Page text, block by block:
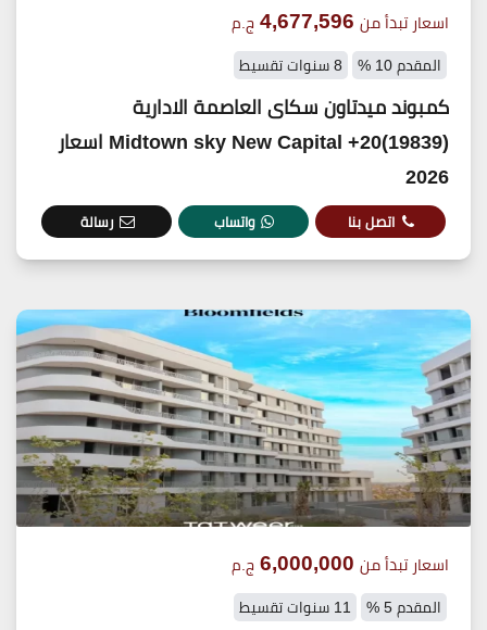
اسعار تبدأ من 4,677,596 ج.م
المقدم 10 % 8 سنوات تقسيط
كمبوند ميدتاون سكاى العاصمة الادارية
(19839)20+ Midtown sky New Capital اسعار
2026
اتصل بنا واتساب رسالة
اسعار تبدأ من 6,000,000 ج.م
المقدم 5 % 11 سنوات تقسيط